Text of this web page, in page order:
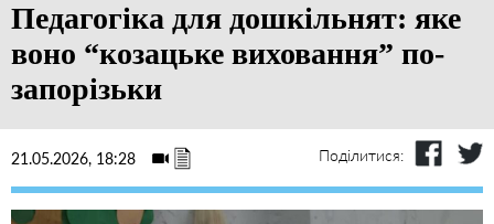
Педагогіка для дошкільнят: яке
воно “козацьке виховання” по-
запорізьки
21.05.2026, 18:28 Поділитися: